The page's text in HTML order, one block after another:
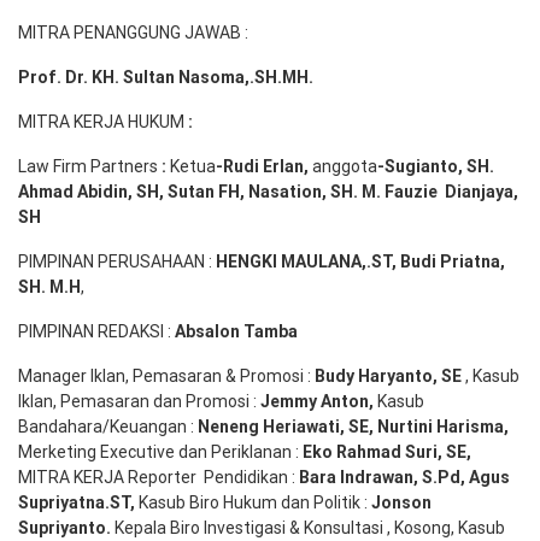
MITRA PENANGGUNG JAWAB :
Prof. Dr. KH. Sultan Nasoma,.SH.MH.
MITRA KERJA HUKUM :
Law Firm Partners : Ketua-Rudi Erlan, anggota-Sugianto, SH.
Ahmad Abidin, SH, Sutan FH, Nasation, SH. M. Fauzie Dianjaya,
SH
PIMPINAN PERUSAHAAN : HENGKI MAULANA,.ST, Budi Priatna,
SH . M.H,
PIMPINAN REDAKSI : Absalon Tamba
Manager Iklan, Pemasaran & Promosi : Budy Haryanto, SE, Kasub
Iklan, Pemasaran dan Promosi : Jemmy Anton, Kasub
Bandahara/Keuangan : Neneng Heriawati, SE, Nurtini Harisma,
Merketing Executive dan Periklanan : Eko Rahmad Suri, SE,
MITRA KERJA Reporter Pendidikan : Bara Indrawan, S.Pd , Agus
Supriyatna.ST, Kasub Biro Hukum dan Politik : Jonson
Supriyanto. Kepala Biro Investigasi & Konsultasi , Kosong, Kasub